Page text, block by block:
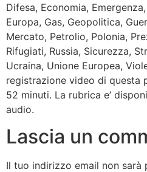
Difesa, Economia,
Europa, Gas, Geopolitica,
Mercato, Petrolio, Polonia,
Rifugiati, Russia, Sicurezza,
Ucraina, Unione Europea,
registrazione video di questa
52 minuti. La rubrica e’
audio.
Lascia un
Il tuo indirizzo email non sarà